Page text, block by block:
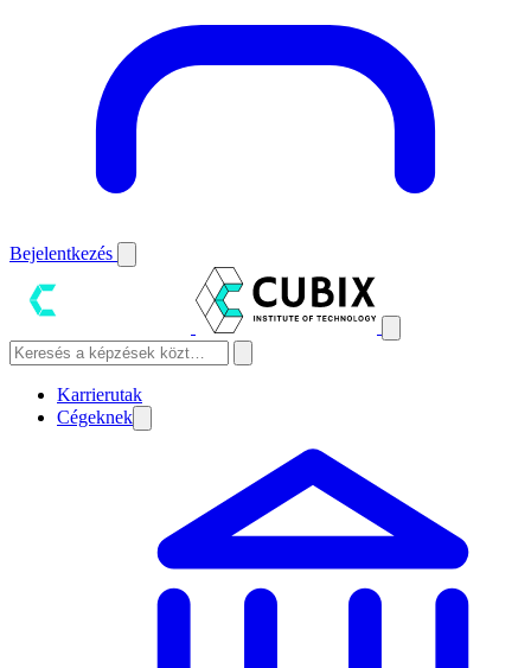
Bejelentkezés
Karrierutak
Cégeknek